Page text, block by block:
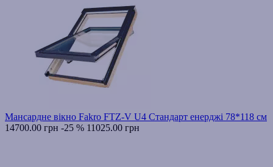
Мансардне вікно Fakro FTZ-V U4 Стандарт енерджі 78*118 см
14700.00 грн -25 % 11025.00 грн